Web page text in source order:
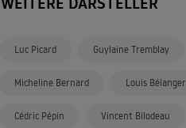
Luc Picard Guylaine Tremblay
Micheline Bernard Louis Bélanger
Cédric Pépin Vincent Bilodeau